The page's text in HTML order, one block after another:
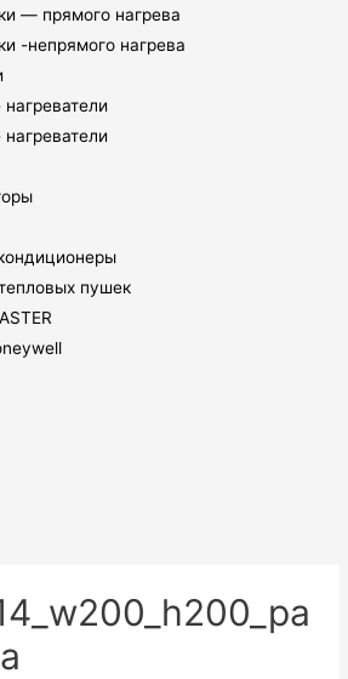
— прямого нагрева
-непрямого нагрева
пушек